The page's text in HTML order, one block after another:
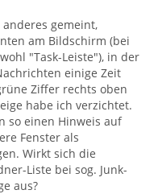
gemeint,
am Bildschirm (bei
"Task-Leiste"), in der
einige Zeit
Ziffer rechts oben
habe ich verzichtet.
so einen Hinweis auf
Fenster als
Wirkt sich die
Liste bei sog. Junk-
aus?